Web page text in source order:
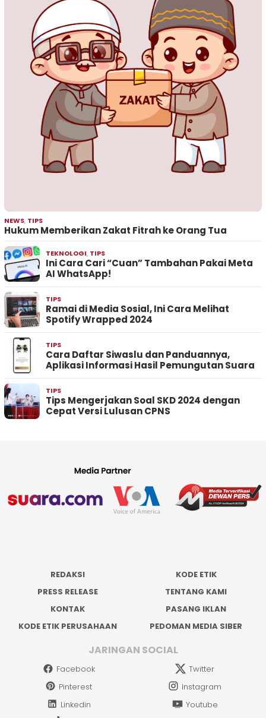
NEWS, TIPS
Hukum Memberikan Zakat Fitrah ke Orang Tua
TEKNOLOGI, TIPS
Ini Cara Cari “Cuan” Tambahan Pakai Meta
AI WhatsApp!
TIPS
Ramai di Media Sosial, Ini Cara Melihat
Spotify Wrapped 2024
TIPS
Cara Daftar Siwaslu dan Panduannya,
Aplikasi Informasi Hasil Pemungutan Suara
TIPS
Tips Mengerjakan Soal SKD 2024 dengan
Cepat Versi Lulusan CPNS
REDAKSI
KODE ETIK
PRESS RELEASE
TENTANG KAMI
KONTAK
PASANG IKLAN
KODE ETIK PERUSAHAAN
PEDOMAN MEDIA SIBER
JARINGAN SOCIAL
Facebook
Twitter
Pinterest
Instagram
Linkedin
Youtube